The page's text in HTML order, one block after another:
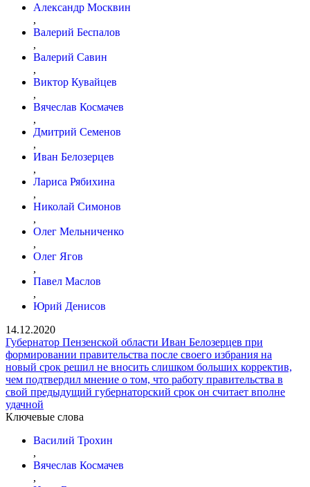
Александр Москвин
,
Ва­ле­рий Беспалов
,
Валерий Савин
,
Виктор Кувайцев
,
Вячеслав Космачев
,
Дмитрий Семенов
,
Иван Белозерцев
,
Лариса Рябихина
,
Николай Симонов
,
Олег Мельниченко
,
Олег Ягов
,
Павел Маслов
,
Юрий Денисов
14.12.2020
Губернатор Пензенской области Иван Белозерцев при
формировании правительства после своего избрания на
новый срок решил не вносить слишком больших корректив,
чем подтвердил мнение о том, что работу правительства в
свой предыдущий губернаторский срок он считает вполне
удачной
Ключевые слова
Василий Трохин
,
Вячеслав Космачев
,